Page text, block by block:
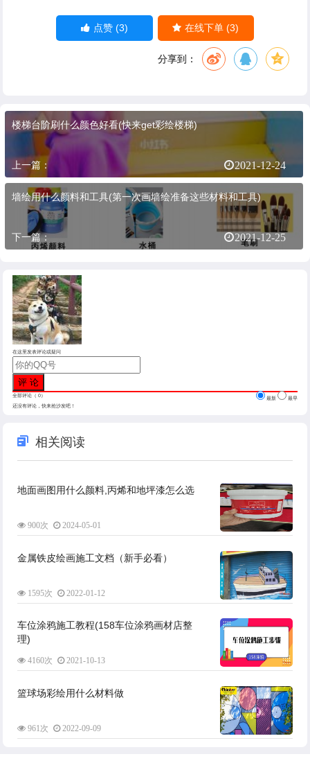
点赞(3) 在线下单 (3)
分享到：
楼梯台阶刷什么颜色好看(快来get彩绘楼梯)
上一篇： 2021-12-24
墙绘用什么颜料和工具(第一次画墙绘准备这些材料和工具)
下一篇： 2021-12-25
在这里发表评论或疑问
全部评论（ 0） 最新
最早
还没有评论，快来抢沙发吧！
相关阅读
地面画图用什么颜料,丙烯和地坪漆怎么选
900次 2024-05-01
金属铁皮绘画施工文档（新手必看）
1595次 2022-01-12
车位涂鸦施工教程(158车位涂鸦画材店整
理)
4160次 2021-10-13
篮球场彩绘用什么材料做
961次 2022-09-09